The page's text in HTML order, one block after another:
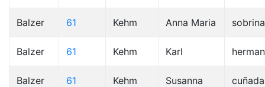
Balzer 61 Kehm Anna Maria sobrina
Balzer 61 Kehm Karl
Balzer 61 Kehm Susanna cuñada